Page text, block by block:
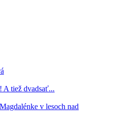
A tiež dvadsať...
v lesoch nad